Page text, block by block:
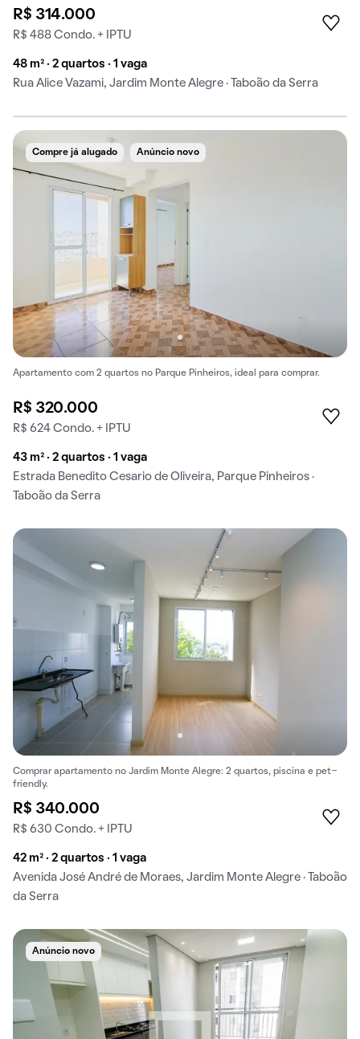
R$ 314.000
R$ 488 Condo. + IPTU
48 m² · 2 quartos · 1 vaga
Rua Alice Vazami, Jardim Monte Alegre · Taboão da Serra
Compre já alugado Anúncio novo
Apartamento com 2 quartos no Parque Pinheiros, ideal para comprar.
R$ 320.000
R$ 624 Condo. + IPTU
43 m² · 2 quartos · 1 vaga
Estrada Benedito Cesario de Oliveira, Parque Pinheiros ·
Taboão da Serra
Comprar apartamento no Jardim Monte Alegre: 2 quartos, piscina e pet-
friendly.
R$ 340.000
R$ 630 Condo. + IPTU
42 m² · 2 quartos · 1 vaga
Avenida José André de Moraes, Jardim Monte Alegre · Taboão
da Serra
Anúncio novo